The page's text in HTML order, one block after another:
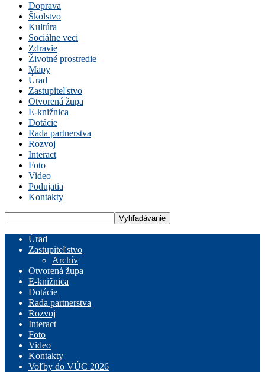
Doprava
Školstvo
Kultúra
Sociálne veci
Zdravie
Životné prostredie
Mapy
Úrad
Zastupiteľstvo
Otvorená župa
E-knižnica
Dotácie
Rada partnerstva
Rozvoj
Interact
Foto
Video
Podujatia
Kontakty
Úrad
Zastupiteľstvo
Archív
Otvorená župa
E-knižnica
Dotácie
Rada partnerstva
Rozvoj
Interact
Foto
Video
Kontakty
Voľby do VÚC 2026